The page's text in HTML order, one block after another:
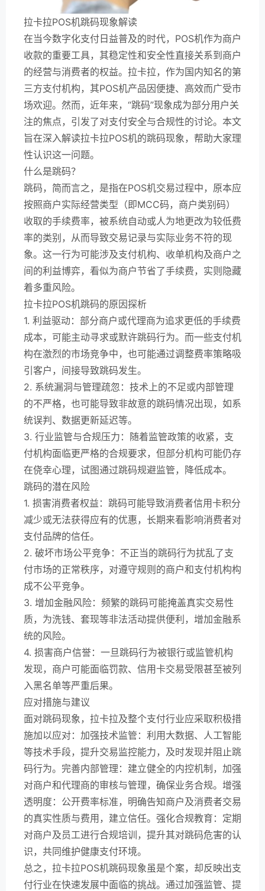
拉卡拉POS机跳码现象解读
在当今数字化支付日益普及的时代，POS机作为商户
收款的重要工具，其稳定性和安全性直接关系到商户
的经营与消费者的权益。拉卡拉，作为国内知名的第
三方支付机构，其POS机产品因便捷、高效而广受市
场欢迎。然而，近年来，“跳码”现象成为部分用户关
注的焦点，引发了对支付安全与合规性的讨论。本文
旨在深入解读拉卡拉POS机的跳码现象，帮助大家理
性认识这一问题。
什么是跳码？
跳码，简而言之，是指在POS机交易过程中，原本应
按照商户实际经营类型（即MCC码，商户类别码）
收取的手续费率，被系统自动或人为地更改为较低费
率的类别，从而导致交易记录与实际业务不符的现
象。这一行为可能涉及支付机构、收单机构及商户之
间的利益博弈，看似为商户节省了手续费，实则隐藏
着多重风险。
拉卡拉POS机跳码的原因探析
1. 利益驱动：部分商户或代理商为追求更低的手续费
成本，可能主动寻求或默许跳码行为。而一些支付机
构在激烈的市场竞争中，也可能通过调整费率策略吸
引客户，间接导致跳码发生。
2. 系统漏洞与管理疏忽：技术上的不足或内部管理
的不严格，也可能导致非故意的跳码情况出现，如系
统误判、数据更新延迟等。
3. 行业监管与合规压力：随着监管政策的收紧，支
付机构面临更严格的合规要求，但部分机构可能仍存
在侥幸心理，试图通过跳码规避监管，降低成本。
跳码的潜在风险
1. 损害消费者权益：跳码可能导致消费者信用卡积分
减少或无法获得应有的优惠，长期来看影响消费者对
支付品牌的信任。
2. 破坏市场公平竞争：不正当的跳码行为扰乱了支
付市场的正常秩序，对遵守规则的商户和支付机构构
成不公平竞争。
3. 增加金融风险：频繁的跳码可能掩盖真实交易性
质，为洗钱、套现等非法活动提供便利，增加金融系
统的风险。
4. 损害商户信誉：一旦跳码行为被银行或监管机构
发现，商户可能面临罚款、信用卡交易受限甚至被列
入黑名单等严重后果。
应对措施与建议
面对跳码现象，拉卡拉及整个支付行业应采取积极措
施加以应对：加强技术监管：利用大数据、人工智能
等技术手段，提升交易监控能力，及时发现并阻止跳
码行为。完善内部管理：建立健全的内控机制，加强
对商户和代理商的审核与管理，确保业务合规。增强
透明度：公开费率标准，明确告知商户及消费者交易
的真实性质与费用，建立信任。强化合规教育：定期
对商户及员工进行合规培训，提升其对跳码危害的认
识，共同维护健康支付环境。
总之，拉卡拉POS机跳码现象虽是个案，却反映出支
付行业在快速发展中面临的挑战。通过加强监管、提